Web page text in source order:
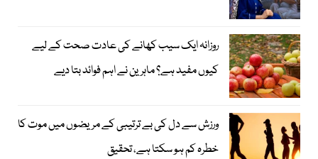
روزانہ ایک سیب کھانے کی عادت صحت کے لیے
کیوں مفید ہے؟ ماہرین نے اہم فوائد بتا دیے
ورزش سے دل کی بے ترتیبی کے مریضوں میں موت کا
خطرہ کم ہو سکتا ہے، تحقیق